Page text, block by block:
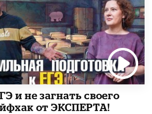
и не загнать своего
от ЭКСПЕРТА!